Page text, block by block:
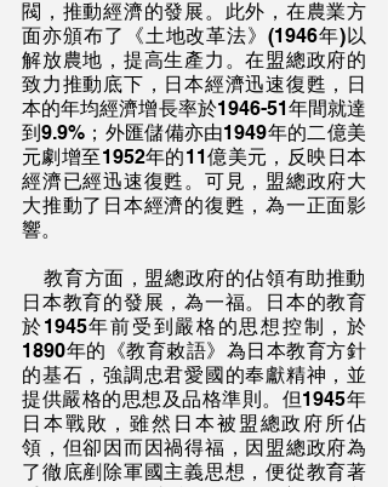
閥，推動經濟的發展。此外，在農業方
面亦頒布了《土地改革法》(1946年)以
解放農地，提高生產力。在盟總政府的
致力推動底下，日本經濟迅速復甦，日
本的年均經濟增長率於1946-51年間就達
到9.9%；外匯儲備亦由1949年的二億美
元劇增至1952年的11億美元，反映日本
經濟已經迅速復甦。可見，盟總政府大
大推動了日本經濟的復甦，為一正面影
響。
    教育方面，盟總政府的佔領有助推動
日本教育的發展，為一福。日本的教育
於1945年前受到嚴格的思想控制，於
1890年的《教育敕語》為日本教育方針
的基石，強調忠君愛國的奉獻精神，並
提供嚴格的思想及品格準則。但1945年
日本戰敗，雖然日本被盟總政府所佔
領，但卻因而因禍得福，因盟總政府為
了徹底剷除軍國主義思想，便從教育著